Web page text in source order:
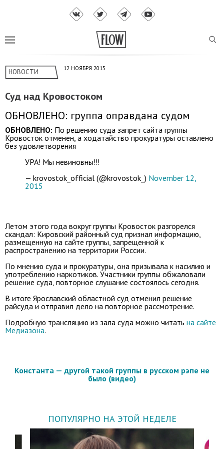
НОВОСТИ 12 НОЯБРЯ 2015
Суд над Кровостоком
ОБНОВЛЕНО: группа оправдана судом
ОБНОВЛЕНО: По решению суда запрет сайта группы
Кровосток отменен, а ходатайство прокуратуры оставлено
без удовлетворения
УРА! Мы невиновны!!!
— krovostok_official (@krovostok_) November 12,
2015
Летом этого года вокруг группы Кровосток разгорелся
скандал: Кировский районный суд признал информацию,
размещенную на сайте группы, запрещенной к
распространению на территории России.
По мнению суда и прокуратуры, она призывала к насилию и
употреблению наркотиков. Участники группы обжаловали
решение суда, повторное слушание состоялось сегодня.
В итоге Ярославский областной суд отменил решение
райсуда и отправил дело на повторное рассмотрение.
Подробную трансляцию из зала суда можно читать на сайте
Медиазона.
Константа — другой такой группы в русском рэпе не
было (видео)
ПОПУЛЯРНО НА ЭТОЙ НЕДЕЛЕ